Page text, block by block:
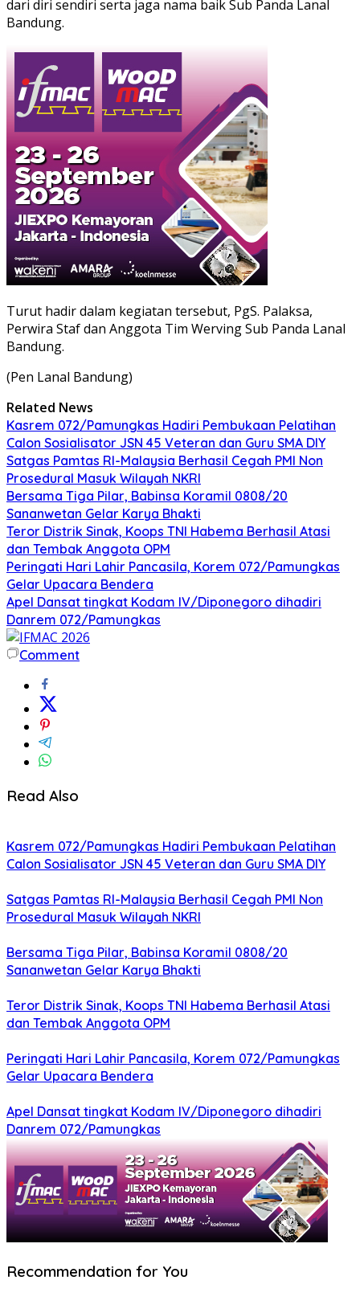
dari diri sendiri serta jaga nama baik Sub Panda Lanal
Bandung.
Turut hadir dalam kegiatan tersebut, PgS. Palaksa,
Perwira Staf dan Anggota Tim Werving Sub Panda Lanal
Bandung.
(Pen Lanal Bandung)
Related News
Kasrem 072/Pamungkas Hadiri Pembukaan Pelatihan
Calon Sosialisator JSN 45 Veteran dan Guru SMA DIY
Satgas Pamtas RI-Malaysia Berhasil Cegah PMI Non
Prosedural Masuk Wilayah NKRI
Bersama Tiga Pilar, Babinsa Koramil 0808/20
Sananwetan Gelar Karya Bhakti
Teror Distrik Sinak, Koops TNI Habema Berhasil Atasi
dan Tembak Anggota OPM
Peringati Hari Lahir Pancasila, Korem 072/Pamungkas
Gelar Upacara Bendera
Apel Dansat tingkat Kodam lV/Diponegoro dihadiri
Danrem 072/Pamungkas
Comment
Read Also
Kasrem 072/Pamungkas Hadiri Pembukaan Pelatihan
Calon Sosialisator JSN 45 Veteran dan Guru SMA DIY
Satgas Pamtas RI-Malaysia Berhasil Cegah PMI Non
Prosedural Masuk Wilayah NKRI
Bersama Tiga Pilar, Babinsa Koramil 0808/20
Sananwetan Gelar Karya Bhakti
Teror Distrik Sinak, Koops TNI Habema Berhasil Atasi
dan Tembak Anggota OPM
Peringati Hari Lahir Pancasila, Korem 072/Pamungkas
Gelar Upacara Bendera
Apel Dansat tingkat Kodam lV/Diponegoro dihadiri
Danrem 072/Pamungkas
Recommendation for You